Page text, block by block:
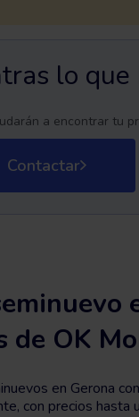
lo que
a encontrar tu
Contactar
de OK
en Gerona
con precios hasta